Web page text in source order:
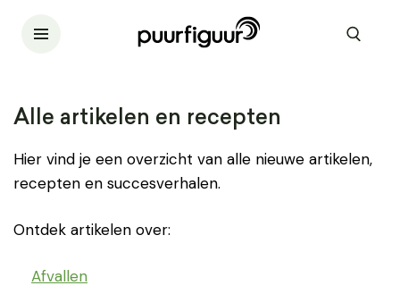
Alle artikelen en recepten
Hier vind je een overzicht van alle nieuwe artikelen,
recepten en succesverhalen.
Ontdek artikelen over:
Afvallen